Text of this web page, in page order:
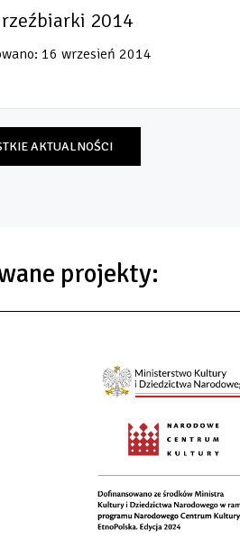
2014
16 wrzesień 2014
AKTUALNOŚCI
projekty: